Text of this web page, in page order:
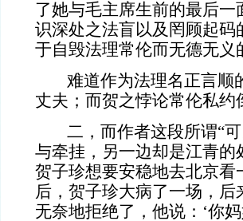
了她与毛主席生前的最后
识深处之法盲以及罔顾起
于自毁法理常伦而无德无
难道作为法理名正言顺
丈夫；而贺之悖论常伦私约
二，而作者这段所谓“可
与牵挂，另一边却是江青
贺子珍想要安稳地去北京
后，贺子珍大病了一场，
无奈地拒绝了，他说：‘你